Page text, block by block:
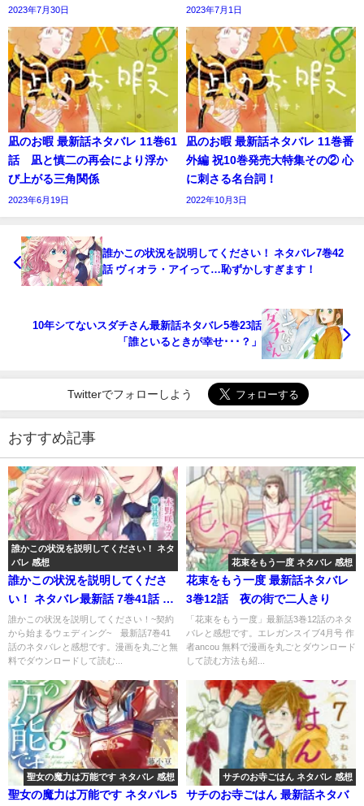
2023年7月30日 2023年7月1日
凪のお暇 最新話ネタバレ 11巻61
話 凪と慎二の再会により浮か
び上がる三角関係
2023年6月19日
凪のお暇 最新話ネタバレ 11巻番
外編 祝10巻発売大特集その② 心
に刺さる名台詞！
2022年10月3日
誰かこの状況を説明してください！ ネタバレ7巻42
話 ヴィオラ・アイって…恥ずかしすぎます！
10年シてないスダチさん最新話ネタバレ5巻23話
「誰といるときが幸せ･･･？」
Twitterでフォローしよう
おすすめ記事
誰かこの状況を説明してください！ ネタ
バレ 感想
誰かこの状況を説明してくださ
い！ ネタバレ最新話 7巻41話 最
高級サファイアにヴィオラの名
前が…！
誰かこの状況を説明してください！~契約
から始まるウェディング~ 最新話7巻41
話のネタバレと感想です。漫画を丸ごと無
料でダウンロードして読む...
花束をもう一度 ネタバレ 感想
花束をもう一度 最新話ネタバレ
3巻12話 夜の街で二人きり
「花束をもう一度」最新話3巻12話のネタ
バレと感想です。エレガンスイブ4月号 作
者ancou 無料で漫画を丸ごとダウンロード
して読む方法も紹...
聖女の魔力は万能です ネタバレ 感想
聖女の魔力は万能です ネタバレ5
サチのお寺ごはん ネタバレ 感想
サチのお寺ごはん 最新話ネタバ